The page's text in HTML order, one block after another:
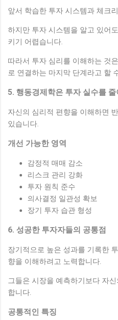
앞서 학습한 투자 시스템과 체크
하지만 투자 시스템을 알고 있어
키기 어렵습니다.
따라서 투자 심리를 이해하는 것
로 연결하는 마지막 단계라고 할
5. 행동경제학은 투자 실수를
자신의 심리적 편향을 이해하면
있습니다.
개선 가능한 영역
감정적 매매 감소
리스크 관리 강화
투자 원칙 준수
의사결정 일관성 확보
장기 투자 습관 형성
6. 성공한 투자자들의 공통점
장기적으로 높은 성과를 기록한
향을 이해하려고 노력합니다.
그들은 시장을 예측하기보다 자
합니다.
공통적인 특징